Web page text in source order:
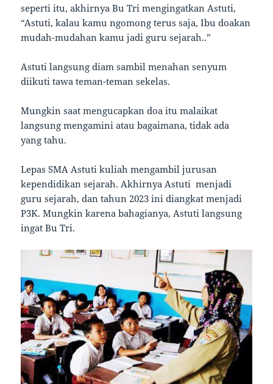
seperti itu, akhirnya Bu Tri mengingatkan Astuti,
“Astuti, kalau kamu ngomong terus saja, Ibu doakan
mudah-mudahan kamu jadi guru sejarah..”
Astuti langsung diam sambil menahan senyum
diikuti tawa teman-teman sekelas.
Mungkin saat mengucapkan doa itu malaikat
langsung mengamini atau bagaimana, tidak ada
yang tahu.
Lepas SMA Astuti kuliah mengambil jurusan
kependidikan sejarah. Akhirnya Astuti menjadi
guru sejarah, dan tahun 2023 ini diangkat menjadi
P3K. Mungkin karena bahagianya, Astuti langsung
ingat Bu Tri.